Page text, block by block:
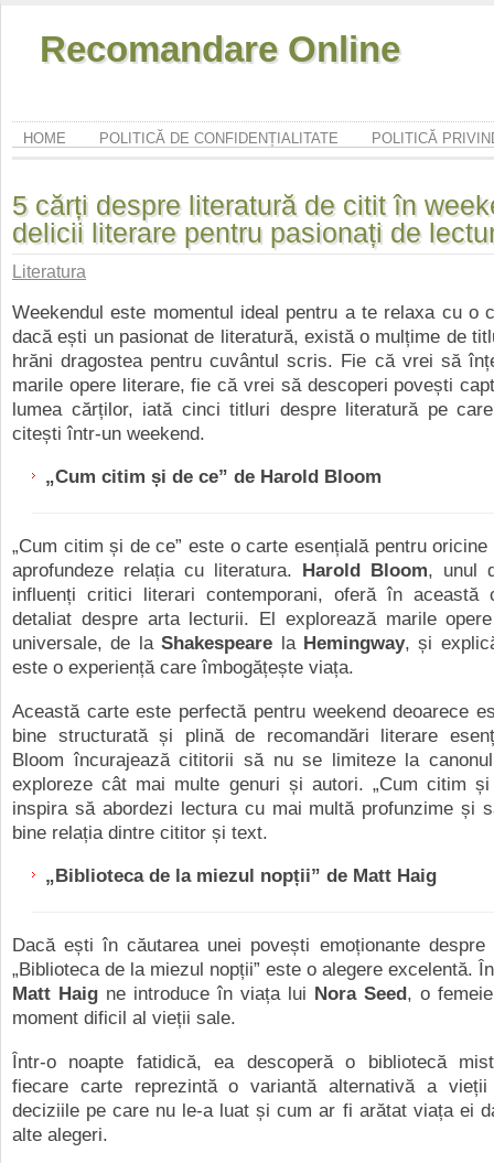
Recomandare Online
HOME POLITICĂ DE CONFIDENȚIALITATE POLITICĂ
5 cărți despre literatură de citit în
delicii literare pentru pasionați de
Literatura
Weekendul este momentul ideal pentru a te relaxa cu o
dacă ești un pasionat de literatură, există o mulțime de
hrăni dragostea pentru cuvântul scris. Fie că vrei să
marile opere literare, fie că vrei să descoperi povești
lumea cărților, iată cinci titluri despre literatură pe
citești într-un weekend.
„Cum citim și de ce” de Harold Bloom
„Cum citim și de ce” este o carte esențială pentru
aprofundeze relația cu literatura. Harold Bloom, unul
influenți critici literari contemporani, oferă în această
detaliat despre arta lecturii. El explorează marile
universale, de laShakespeare la Hemingway, și
este o experiență care îmbogățește viața.
Această carte este perfectă pentru weekend deoarece
bine structurată și plină de recomandări literare
Bloom încurajează cititorii să nu se limiteze la
exploreze cât mai multe genuri și autori. „Cum citim
inspira să abordezi lectura cu mai multă profunzime și
bine relația dintre cititor și text.
„Biblioteca de la miezul nopții” de Matt Haig
Dacă ești în căutarea unei povești emoționante
„Biblioteca de la miezul nopții” este o alegere excelentă.
Matt Haig ne introduce în viața lui Nora Seed, o
moment dificil al vieții sale.
Într-o noapte fatidică, ea descoperă o bibliotecă
fiecare carte reprezintă o variantă alternativă a
deciziile pe care nu le-a luat și cum ar fi arătat viața ei
alte alegeri.